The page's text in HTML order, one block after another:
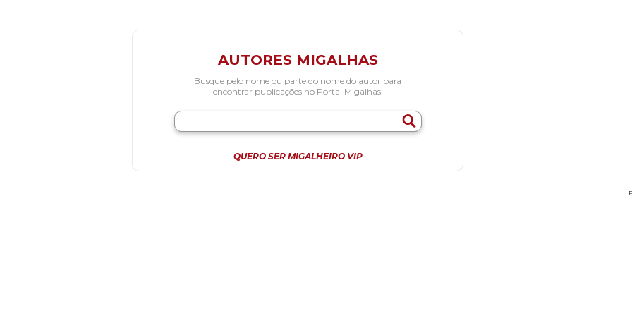
AUTORES MIGALHAS
Busque pelo nome ou parte do nome do autor para
encontrar publicações no Portal Migalhas.
QUERO SER MIGALHEIRO VIP